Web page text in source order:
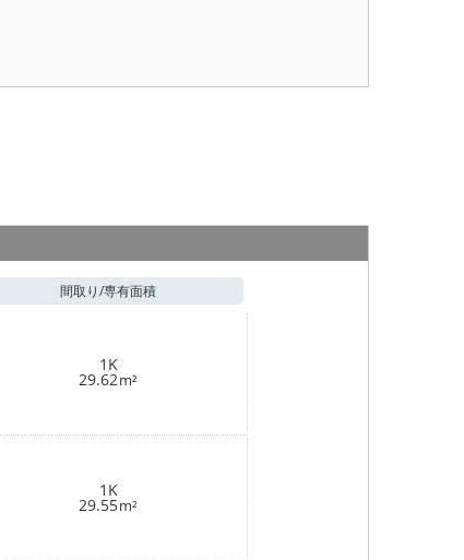
間取り/専有面積
1K
29.62m²
1K
29.55m²